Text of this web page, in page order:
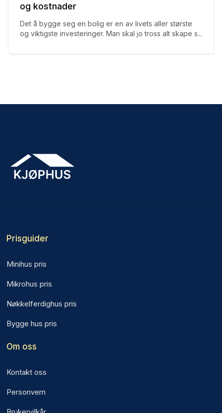
og kostnader
Det å bygge seg en bolig er en av livets aller største
og viktigste investeringer. Man skal jo tross alt skape s...
Prisguider
Minihus pris
Mikrohus pris
Nøkkelferdighus pris
Bygge hus pris
Om oss
Kontakt oss
Personvern